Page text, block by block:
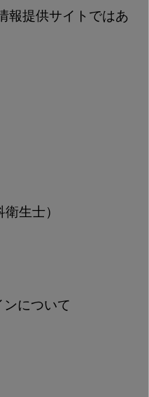
報提供サイトではあ
衛生士）
について